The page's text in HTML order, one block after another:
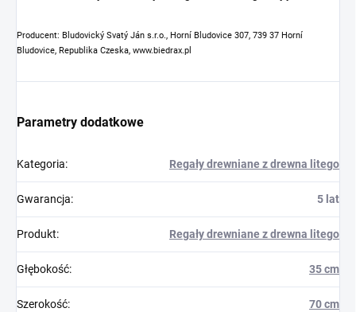
Producent: Bludovický Svatý Ján s.r.o., Horní Bludovice 307, 739 37 Horní
Bludovice, Republika Czeska, www.biedrax.pl
Parametry dodatkowe
Kategoria: Regały drewniane z drewna litego
Gwarancja: 5 lat
Produkt: Regały drewniane z drewna litego
Głębokość: 35 cm
Szerokość: 70 cm